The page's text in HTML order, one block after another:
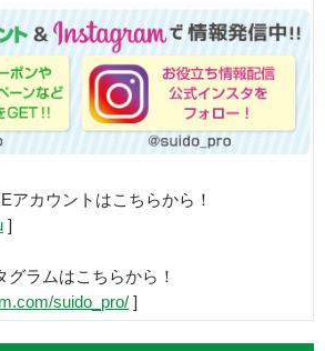
カウントはこちらから！
]
ラムはこちらから！
suido_pro/ ]